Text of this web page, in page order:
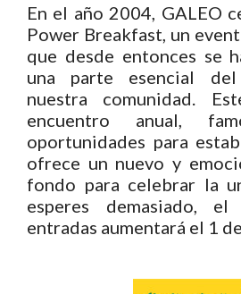
En el año 2004, GALEO
Power Breakfast, un
que desde entonces se
una parte esencial
nuestra comunidad.
encuentro anual,
oportunidades para
ofrece un nuevo y
fondo para celebrar la
esperes demasiado,
entradas aumentará el 1